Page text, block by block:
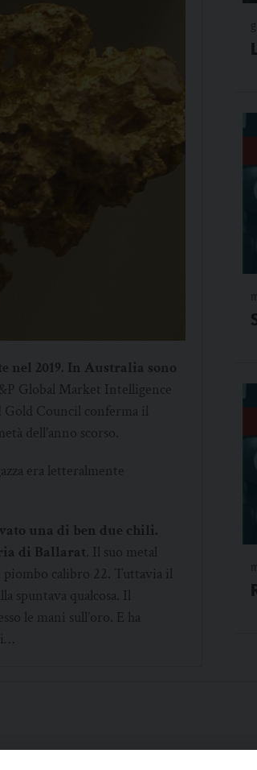
nel 2019. In Australia sono
Global Market Intelligence
Gold Council conferma il
dell’anno scorso.
era letteralmente
una di ben due chili.
di Ballarat . Il suo metal
calibro 22. Tuttavia il
spuntava qualcosa. Il
le mani sull’oro. E ha